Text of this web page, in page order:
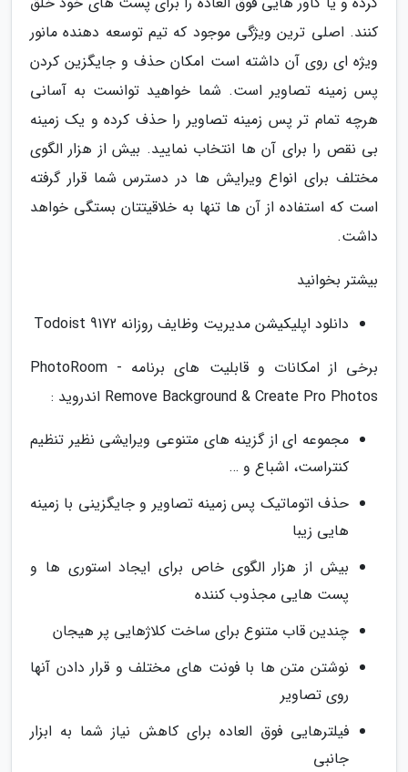
کنند. اصلی ترین ویژگی موجود که تیم توسعه دهنده مانور
ویژه ای روی آن داشته است امکان حذف و جایگزین کردن
پس زمینه تصاویر است. شما خواهید توانست به آسانی
هرچه تمام تر پس زمینه تصاویر را حذف کرده و یک زمینه
بی نقص را برای آن ها انتخاب نمایید. بیش از هزار الگوی
مختلف برای انواع ویرایش ها در دسترس شما قرار گرفته
است که استفاده از آن ها تنها به خلاقیتتان بستگی خواهد
داشت.
بیشتر بخوانید
دانلود اپلیکیشن مدیریت وظایف روزانه Todoist 9172
برخی از امکانات و قابلیت های برنامه PhotoRoom -
Remove Background & Create Pro Photos اندروید :
مجموعه ای از گزینه های متنوعی ویرایشی نظیر تنظیم
کنتراست، اشباع و …
حذف اتوماتیک پس زمینه تصاویر و جایگزینی با زمینه
هایی زیبا
بیش از هزار الگوی خاص برای ایجاد استوری ها و
پست هایی مجذوب کننده
چندین قاب متنوع برای ساخت کلاژهایی پر هیجان
نوشتن متن ها با فونت های مختلف و قرار دادن آنها
روی تصاویر
فیلترهایی فوق العاده برای کاهش نیاز شما به ابزار
جانبی